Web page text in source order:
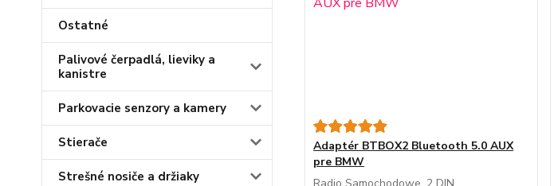
Ostatné
Palivové čerpadlá, lieviky a
kanistre
Parkovacie senzory a kamery
Stierače
Strešné nosiče a držiaky
Adaptér BTBOX2 Bluetooth 5.0 AUX
pre BMW